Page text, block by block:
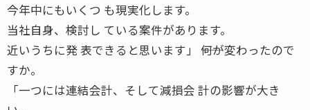
今年中にもいくつ も現実化します。
当社自身、検討し ている案件があります。
近いうちに発 表できると思います」 ――何が変わったので
すか。
「一つには連結会計、そして減損会 計の影響が大き